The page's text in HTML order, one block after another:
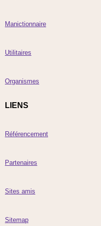
Manictionnaire
Utilitaires
Organismes
LIENS
Référencement
Partenaires
Sites amis
Sitemap